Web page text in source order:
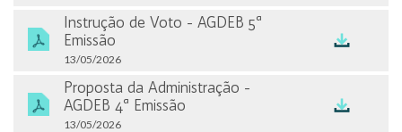
Relatórios de Rating
Informações de controladas
Instrução de Voto - AGDEB 5ª
Emissão
13/05/2026
Proposta da Administração -
AGDEB 4ª Emissão
13/05/2026